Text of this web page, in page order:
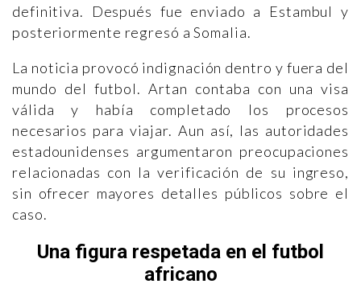
definitiva. Después fue enviado a Estambul y
posteriormente regresó a Somalia.
La noticia provocó indignación dentro y fuera del
mundo del futbol. Artan contaba con una visa
válida y había completado los procesos
necesarios para viajar. Aun así, las autoridades
estadounidenses argumentaron preocupaciones
relacionadas con la verificación de su ingreso,
sin ofrecer mayores detalles públicos sobre el
caso.
Una figura respetada en el futbol
africano